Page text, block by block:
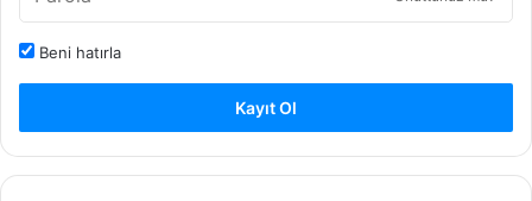
Beni hatırla
Kayıt Ol